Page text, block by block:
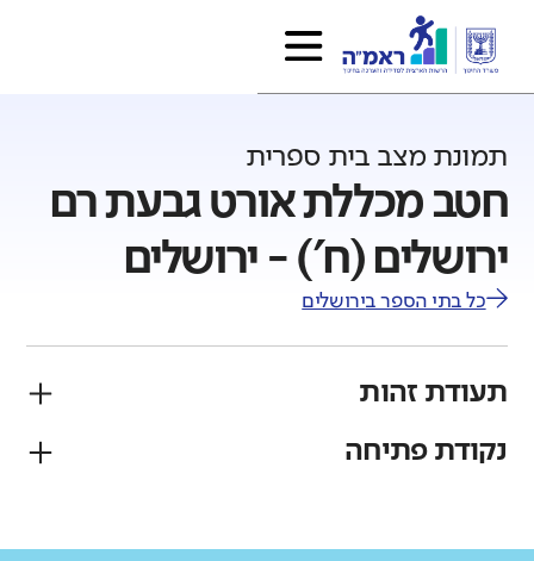
תמונת מצב בית ספרית
חטב מכללת אורט גבעת רם
ירושלים (ח') - ירושלים
כל בתי הספר בירושלים
תעודת זהות
פיקוח
נקודת פתיחה